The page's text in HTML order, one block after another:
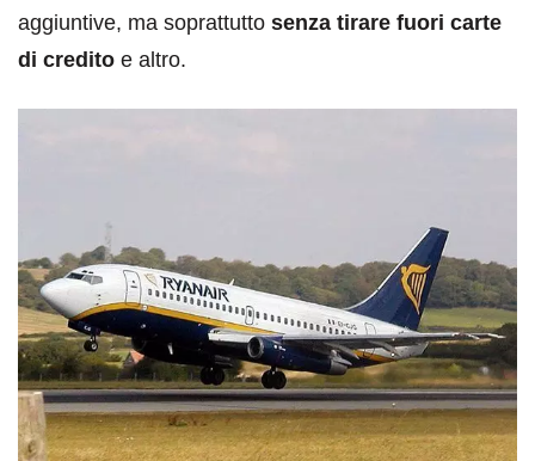
aggiuntive, ma soprattutto senza tirare fuori carte
di credito e altro.